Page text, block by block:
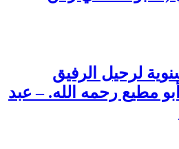
لرحيل الرفيق
مطيع رحمه الله. – عبد